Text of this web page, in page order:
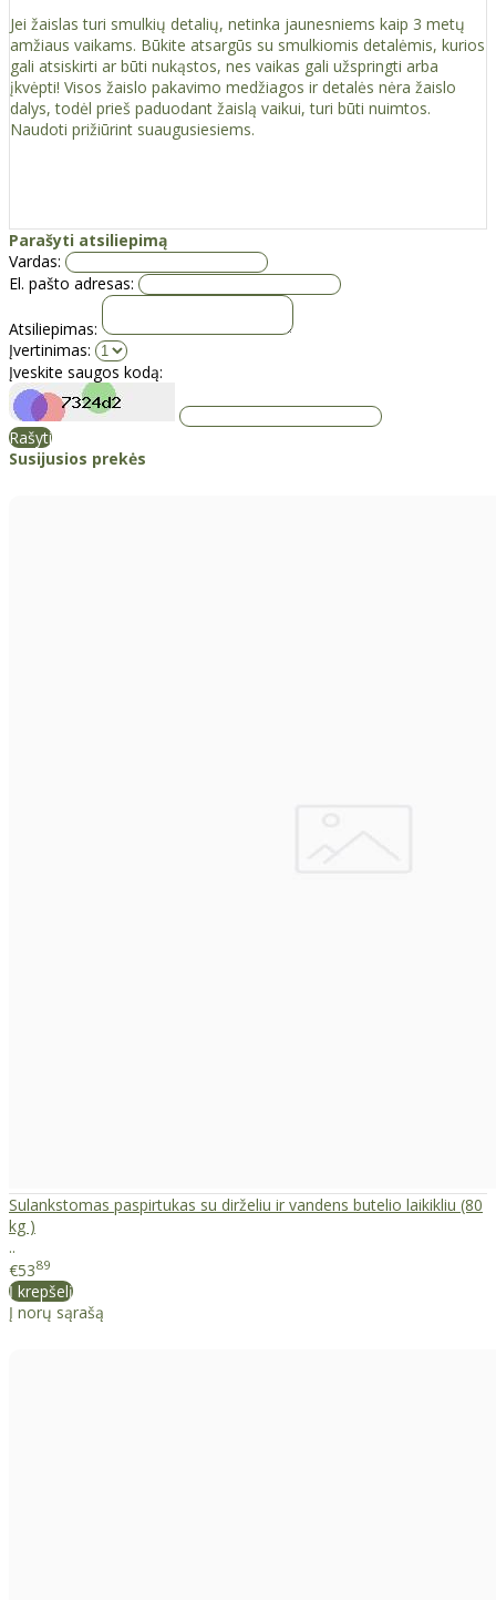
Jei žaislas turi smulkių detalių, netinka jaunesniems kaip 3 metų
amžiaus vaikams. Būkite atsargūs su smulkiomis detalėmis, kurios
gali atsiskirti ar būti nukąstos, nes vaikas gali užspringti arba
įkvėpti! Visos žaislо pakavimo medžiagos ir detalės nėra žaislo
dalys, todėl prieš paduodant žaislą vaikui, turi būti nuimtos.
Naudoti prižiūrint suaugusiesiems.
Parašyti atsiliepimą
Vardas:
El. pašto adresas:
Atsiliepimas:
Įvertinimas:
Įveskite saugos kodą:
Rašyti
Susijusios prekės
Sulankstomas paspirtukas su dirželiu ir vandens butelio laikikliu (80
kg )
..
€5389
Į krepšelį
Į norų sąrašą